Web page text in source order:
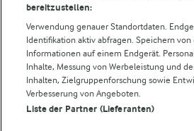
bereitzustellen:
Verwendung genauer Standortdaten.
Identifikation aktiv abfragen. Speichern
Informationen auf einem Endgerät.
Inhalte, Messung von Werbeleistung und
Inhalten, Zielgruppenforschung sowie
Verbesserung von Angeboten.
Liste der Partner (Lieferanten)